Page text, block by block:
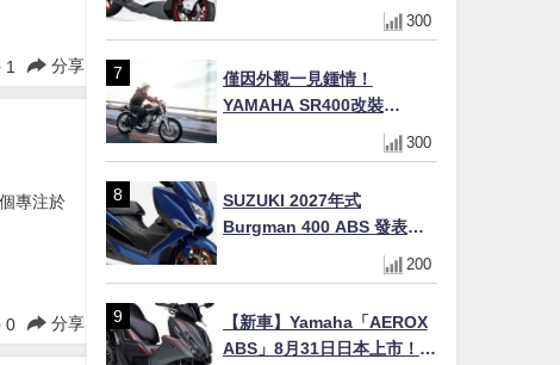
1 分享
專注於
0 分享
Special Edition 特仕版，全
新珍珠白塗裝與專屬配備登
300
僅因外觀一見鍾情！
YAMAHA SR400改裝
Tracker風格｜ 女車主的機車
人生蛻變記
300
SUZUKI 2027年式
Burgman 400 ABS 發表！
8/18日本上市、支援E10汽油
售價98萬100日圓
200
【新車】Yamaha「AEROX
ABS」8月31日日本上市！